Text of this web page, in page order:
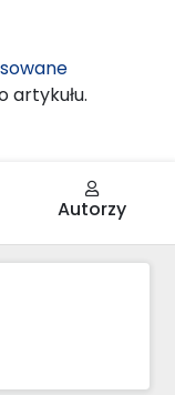
artykułu.
Autorzy